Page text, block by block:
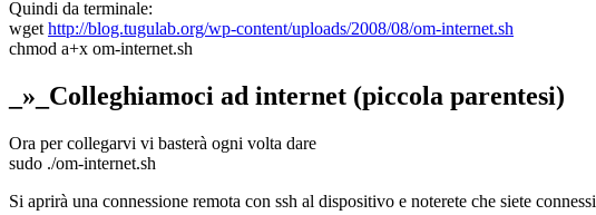
Quindi da terminale:
wget http://blog.tugulab.org/wp-content/uploads/2008/08/om-internet.sh
chmod a+x om-internet.sh
_»_Colleghiamoci ad internet (piccola parentesi)
Ora per collegarvi vi basterà ogni volta dare
sudo ./om-internet.sh
Si aprirà una connessione remota con ssh al dispositivo e noterete che siete